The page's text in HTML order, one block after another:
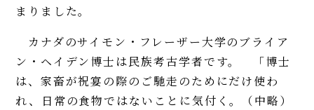
まりました。
カナダのサイモン・フレーザー大学のブライア
ン・ヘイデン博士は民族考古学者です。 「博士
は、家畜が祝宴の際のご馳走のためにだけ使わ
れ、日常の食物ではないことに気付く。（中略）